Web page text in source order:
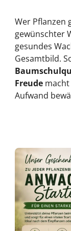
Wer Pflanzen
gewünschter
gesundes
Gesamtbild.
Freude
Aufwand